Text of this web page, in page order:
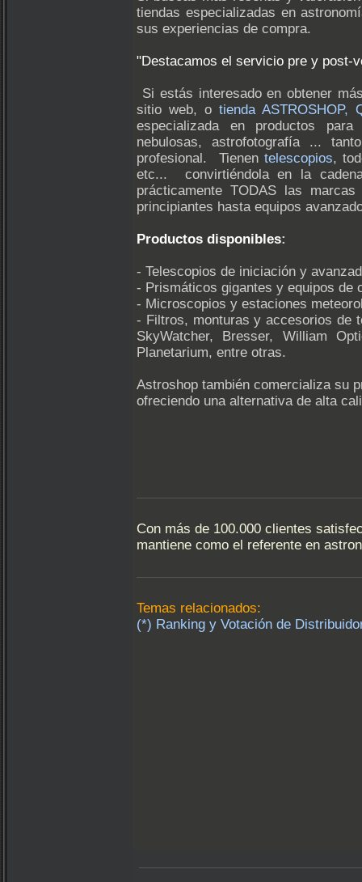
tiendas especializadas en
sus experiencias de compra.
"Destacamos el servicio pre y post-
Si estás interesado en obtener
sitio web, o tienda ASTROSHOP,
especializada en productos para
nebulosas, astrofotografía ...
profesional. Tienen telescopios,
etc... convirtiéndola en la
prácticamente TODAS las
principiantes hasta equipos
Productos disponibles:
- Telescopios de iniciación y
- Prismáticos gigantes y equipos
- Microscopios y estaciones
- Filtros, monturas y accesorios de
SkyWatcher, Bresser, William
Planetarium, entre otras.
Astroshop también comercializa su
ofreciendo una alternativa de alta
Con más de 100.000 clientes
mantiene como el referente en
Temas relacionados:
(*) Ranking y Votación de